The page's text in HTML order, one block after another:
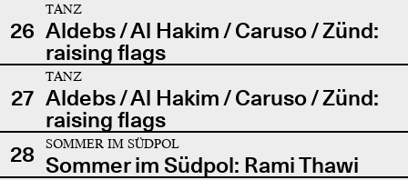
26
TANZ
Aldebs / Al Hakim / Caruso / Zünd:
raising flags
27
TANZ
Aldebs / Al Hakim / Caruso / Zünd:
raising flags
28
SOMMER IM SÜDPOL
Sommer im Südpol: Rami Thawi